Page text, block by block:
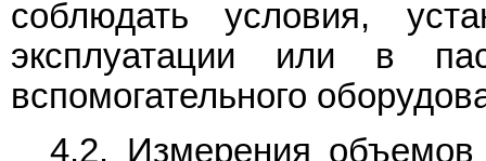
соблюдать условия,
эксплуатации или в
вспомогательного
4.2. Измерения